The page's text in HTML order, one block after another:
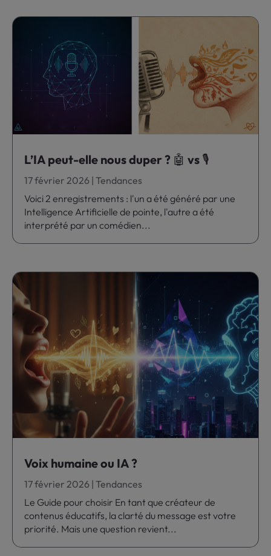
L’IA peut-elle nous duper ? 🤖 vs 🎙️
17 février 2026 |Tendances
Voici 2 enregistrements : l'un a été généré par une
Intelligence Artificielle de pointe, l'autre a été
interprété par un comédien...
Voix humaine ou IA ?
17 février 2026 |Tendances
Le Guide pour choisir En tant que créateur de
contenus éducatifs, la clarté du message est votre
priorité. Mais une question revient...